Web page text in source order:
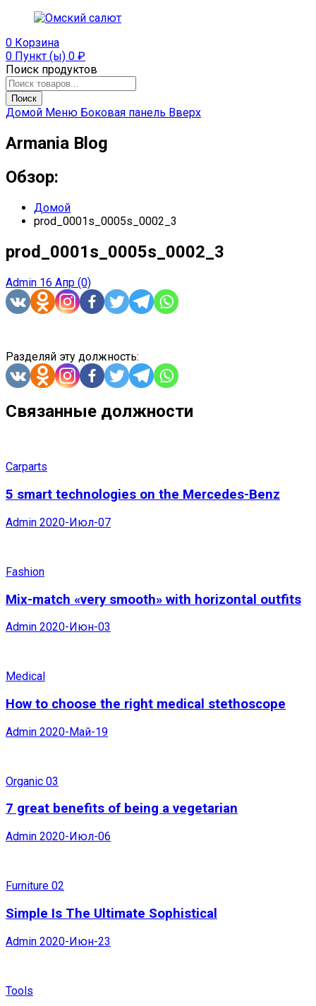
0 Корзина
0 Пункт (ы) 0 ₽
Поиск продуктов
Поиск
Домой Меню Боковая панель Вверх
Armania Blog
Обзор:
Домой
prod_0001s_0005s_0002_3
prod_0001s_0005s_0002_3
Admin 16 Апр (0)
Разделяй эту должность:
Связанные должности
Carparts
5 smart technologies on the Mercedes-Benz
Admin 2020-Июл-07
Fashion
Mix-match «very smooth» with horizontal outfits
Admin 2020-Июн-03
Medical
How to choose the right medical stethoscope
Admin 2020-Май-19
Organic 03
7 great benefits of being a vegetarian
Admin 2020-Июл-06
Furniture 02
Simple Is The Ultimate Sophistical
Admin 2020-Июн-23
Tools